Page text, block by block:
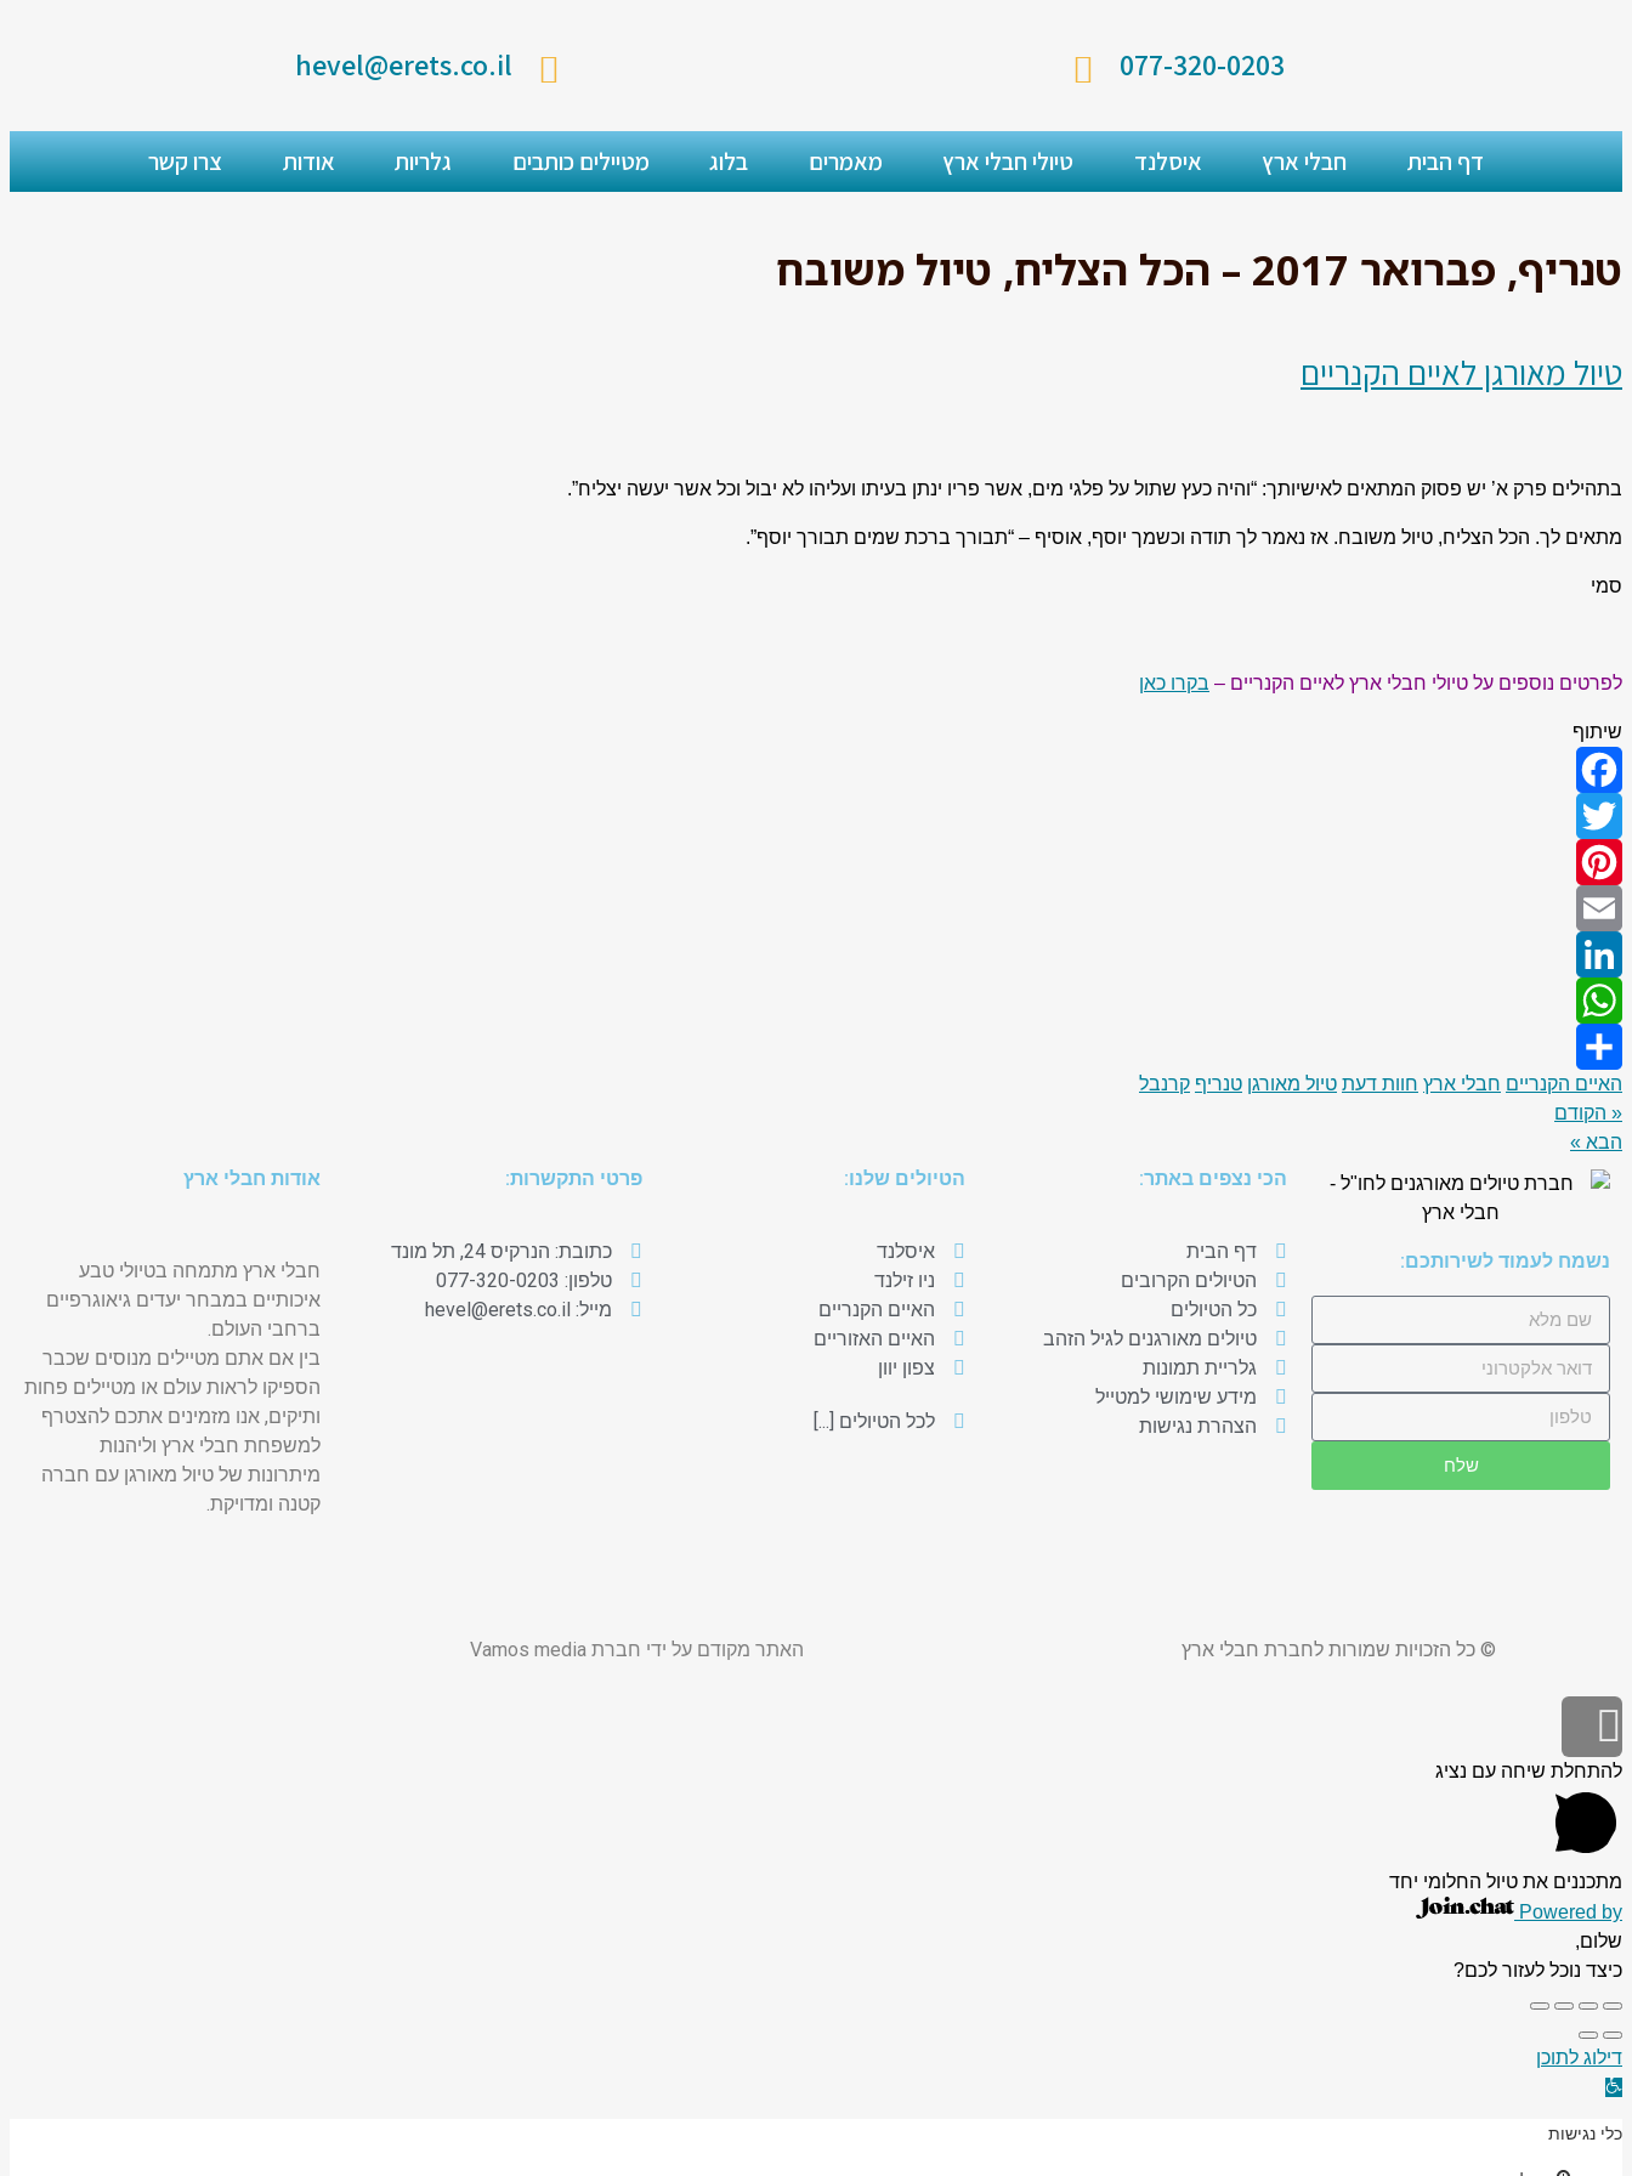
077-320-0203
hevel@erets.co.il
דף הבית חבלי ארץ איסלנד טיולי חבלי ארץ מאמרים בלוג מטיילים כותבים גלריות אודות צרו קשר
טנריף, פברואר 2017 – הכל הצליח, טיול משובח
טיול מאורגן לאיים הקנריים
בתהילים פרק א’ יש פסוק המתאים לאישיותך: “והיה כעץ שתול על פלגי מים, אשר פריו ינתן בעיתו ועליהו לא יבול וכל אשר יעשה יצליח”.
מתאים לך. הכל הצליח, טיול משובח. אז נאמר לך תודה וכשמך יוסף, אוסיף – “תבורך ברכת שמים תבורך יוסף”.
סמי
לפרטים נוספים על טיולי חבלי ארץ לאיים הקנריים – בקרו כאן
שיתוף
Facebook
Twitter
Pinterest
Email
LinkedIn
WhatsApp
Share
האיים הקנריים חבלי ארץ חוות דעת טיול מאורגן טנריף קרנבל
« הקודם
הבא »
נשמח לעמוד לשירותכם:
שלח
הכי נצפים באתר:
דף הבית
הטיולים הקרובים
כל הטיולים
טיולים מאורגנים לגיל הזהב
גלריית תמונות
מידע שימושי למטייל
הצהרת נגישות
הטיולים שלנו:
איסלנד
ניו זילנד
האיים הקנריים
האיים האזוריים
צפון יוון
לכל הטיולים [...]
פרטי התקשרות:
כתובת: הנרקיס 24, תל מונד
טלפון: 077-320-0203
מייל: hevel@erets.co.il
אודות חבלי ארץ
חבלי ארץ מתמחה בטיולי טבע
איכותיים במבחר יעדים גיאוגרפיים
ברחבי העולם.
בין אם אתם מטיילים מנוסים שכבר
הספיקו לראות עולם או מטיילים פחות
ותיקים, אנו מזמינים אתכם להצטרף
למשפחת חבלי ארץ וליהנות
מיתרונות של טיול מאורגן עם חברה
קטנה ומדויקת.
© כל הזכויות שמורות לחברת חבלי ארץ האתר מקודם על ידי חברת Vamos media
לראש
העמוד
להתחלת שיחה עם נציג
מתכננים את טיול החלומי יחד
Powered by
שלום,
כיצד נוכל לעזור לכם?
דילוג לתוכן
פתח
נגישות
כלי נגישות